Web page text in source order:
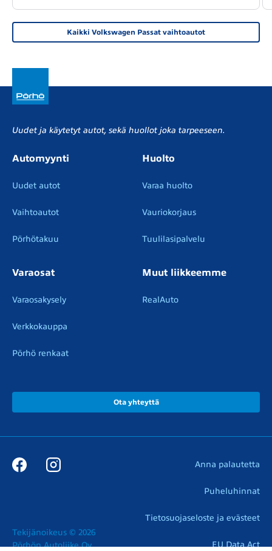
Kaikki Volkswagen Passat vaihtoautot
Uudet ja käytetyt autot, sekä huollot joka tarpeeseen.
Automyynti
Uudet autot
Vaihtoautot
Pörhötakuu
Huolto
Varaa huolto
Vauriokorjaus
Tuulilasipalvelu
Varaosat
Varaosakysely
Verkkokauppa
Pörhö renkaat
Muut liikkeemme
RealAuto
Ota yhteyttä
Tekijänoikeus © 2026
Pörhön Autoliike Oy
Anna palautetta
Puheluhinnat
Tietosuojaseloste ja evästeet
EU Data Act